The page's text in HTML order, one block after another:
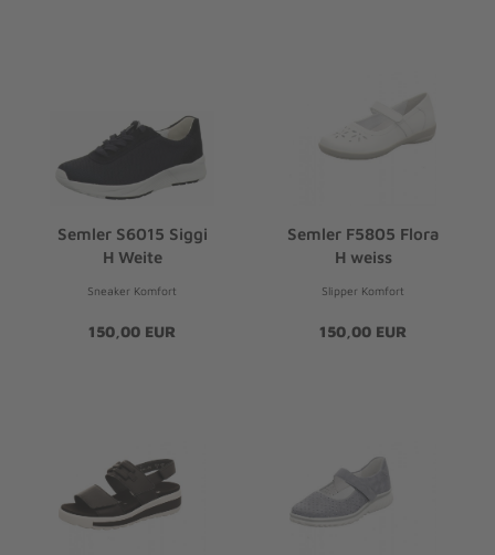
Semler S6015 Siggi
H Weite
Sneaker Komfort
150,00 EUR
Semler F5805 Flora
H weiss
Slipper Komfort
150,00 EUR